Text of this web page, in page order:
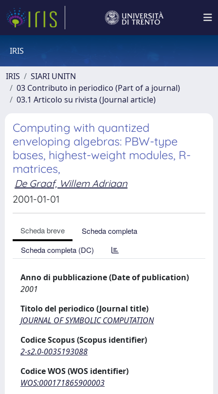
IRIS
IRIS
SIARI UNITN
03 Contributo in periodico (Part of a journal)
03.1 Articolo su rivista (Journal article)
Computing with quantized
enveloping algebras: PBW-type
bases, highest-weight modules, R-
matrices,
De Graaf, Willem Adriaan
2001-01-01
Scheda breve
Scheda completa
Scheda completa (DC)
Anno di pubblicazione (Date of publication)
2001
Titolo del periodico (Journal title)
JOURNAL OF SYMBOLIC COMPUTATION
Codice Scopus (Scopus identifier)
2-s2.0-0035193088
Codice WOS (WOS identifier)
WOS:000171865900003